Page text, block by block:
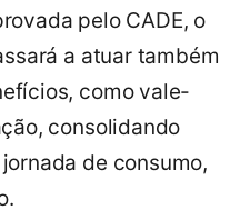
pelo CADE, o
a atuar também
como vale-
consolidando
de consumo,